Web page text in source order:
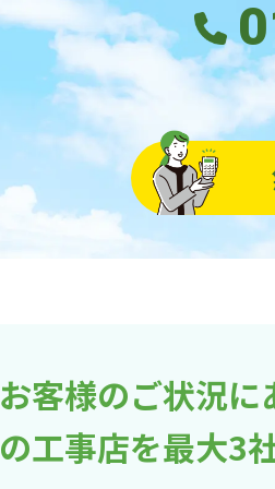
お客様のご状況
の工事店を最大3